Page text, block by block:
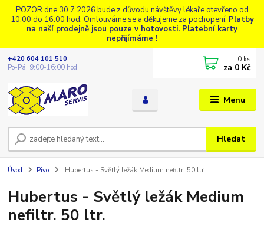
POZOR dne 30.7.2026 bude z důvodu návštěvy lékaře otevřeno od
10.00 do 16.00 hod. Omlouváme se a děkujeme za pochopení. Platby
na naší prodejně jsou pouze v hotovosti. Platební karty
nepřijímáme !
Menu
Hledat
+420 604 101 510
Po-Pá, 9:00-16:00 hod.
0 ks
za 0 Kč
Úvod Pivo Hubertus - Světlý ležák Medium nefiltr. 50 ltr.
Hubertus - Světlý ležák Medium
nefiltr. 50 ltr.